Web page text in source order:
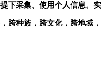
下采集、使用个人信息。
跨种族，跨文化，跨地域，